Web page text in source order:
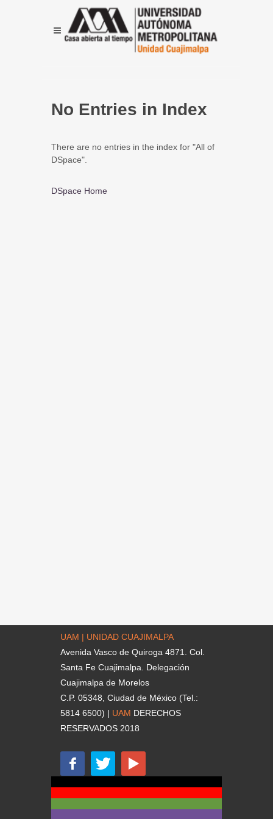
No Entries in Index
There are no entries in the index for "All of
DSpace".
DSpace Home
UAM | UNIDAD CUAJIMALPA
Avenida Vasco de Quiroga 4871. Col.
Santa Fe Cuajimalpa. Delegación
Cuajimalpa de Morelos
C.P. 05348, Ciudad de México (Tel.:
5814 6500) | UAM DERECHOS
RESERVADOS 2018